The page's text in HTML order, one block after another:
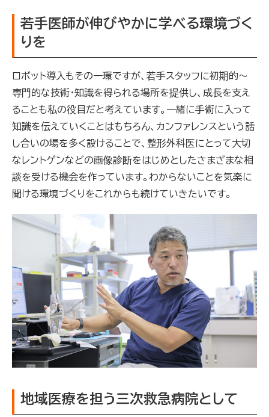
若手医師が伸びやかに学べる環境づく
りを
ロボット導入もその一環ですが、若手スタッフに初期的～
専門的な技術・知識を得られる場所を提供し、成長を支え
ることも私の役目だと考えています。一緒に手術に入って
知識を伝えていくことはもちろん、カンファレンスという話
し合いの場を多く設けることで、整形外科医にとって大切
なレントゲンなどの画像診断をはじめとしたさまざまな相
談を受ける機会を作っています。わからないことを気楽に
聞ける環境づくりをこれからも続けていきたいです。
地域医療を担う三次救急病院として